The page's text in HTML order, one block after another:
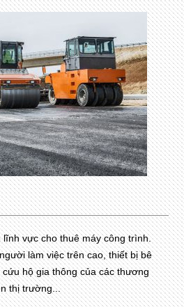
vực cho thuê máy công trình.
làm việc trên cao, thiết bị bê
hộ gia thông của các thương
thị trường...